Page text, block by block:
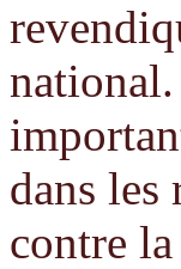
dans les
contre